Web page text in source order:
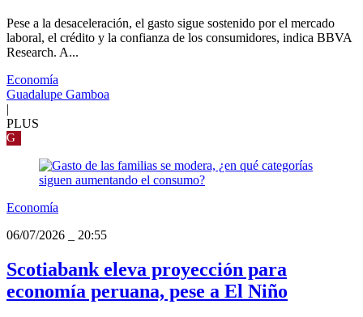
Pese a la desaceleración, el gasto sigue sostenido por el mercado
laboral, el crédito y la confianza de los consumidores, indica BBVA
Research. A...
Economía
Guadalupe Gamboa
|
PLUS
G
Economía
06/07/2026
20:55
Scotiabank eleva proyección para
economía peruana, pese a El Niño